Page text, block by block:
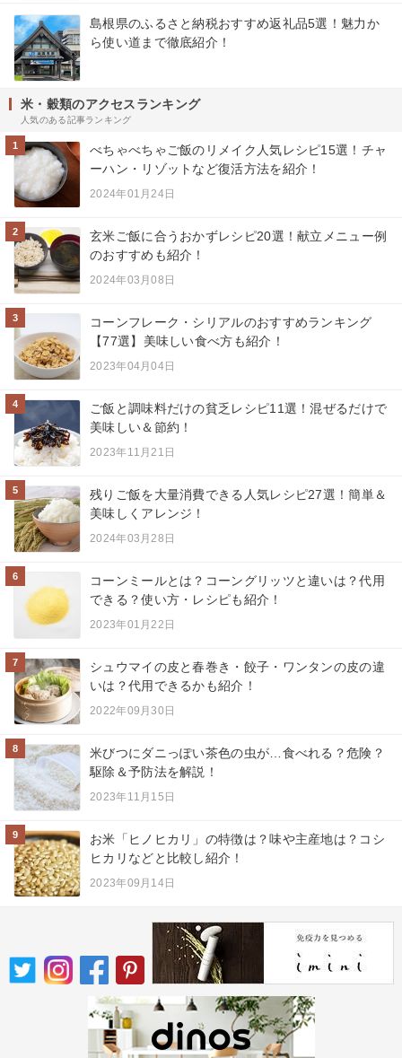
島根県のふるさと納税おすすめ返礼品5選！魅力か
ら使い道まで徹底紹介！
米・穀類のアクセスランキング
人気のある記事ランキング
1
べちゃべちゃご飯のリメイク人気レシピ15選！チャ
ーハン・リゾットなど復活方法を紹介！
2024年01月24日
2
玄米ご飯に合うおかずレシピ20選！献立メニュー例
のおすすめも紹介！
2024年03月08日
3
コーンフレーク・シリアルのおすすめランキング
【77選】美味しい食べ方も紹介！
2023年04月04日
4
ご飯と調味料だけの貧乏レシピ11選！混ぜるだけで
美味しい＆節約！
2023年11月21日
5
残りご飯を大量消費できる人気レシピ27選！簡単＆
美味しくアレンジ！
2024年03月28日
6
コーンミールとは？コーングリッツと違いは？代用
できる？使い方・レシピも紹介！
2023年01月22日
7
シュウマイの皮と春巻き・餃子・ワンタンの皮の違
いは？代用できるかも紹介！
2022年09月30日
8
米びつにダニっぽい茶色の虫が…食べれる？危険？
駆除＆予防法を解説！
2023年11月15日
9
お米「ヒノヒカリ」の特徴は？味や主産地は？コシ
ヒカリなどと比較し紹介！
2023年09月14日